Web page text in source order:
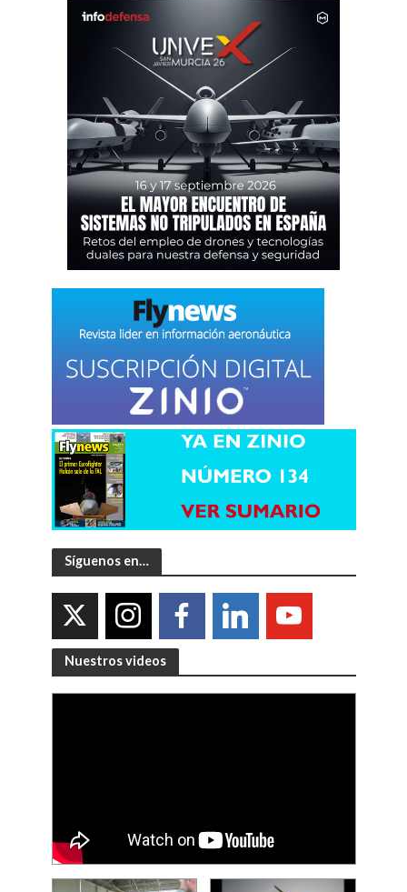
Síguenos en…
Nuestros videos